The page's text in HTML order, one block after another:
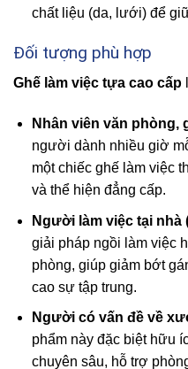
chất liệu (da, lưới) để
Đối tượng phù hợp
Ghế làm việc tựa cao cấp
Nhân viên văn phòng,
người dành nhiều giờ
một chiếc ghế làm việc
và thể hiện đẳng cấp.
Người làm việc tại nhà
giải pháp ngồi làm việc
phòng, giúp giảm bớt
cao sự tập trung.
Người có vấn đề về
phẩm này đặc biệt hữu
chuyên sâu, hỗ trợ